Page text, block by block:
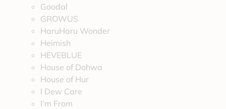
Goodal
GROWUS
HaruHaru Wonder
Heimish
HEVEBLUE
House of Dohwa
House of Hur
I Dew Care
I’m From